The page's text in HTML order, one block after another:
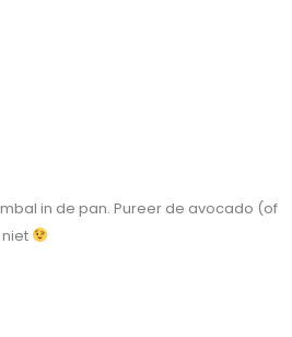
in de pan. Pureer de avocado (of